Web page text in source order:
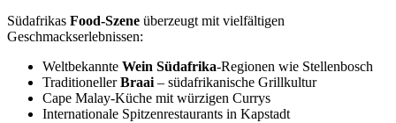
Südafrikas Food-Szene überzeugt mit vielfältigen
Geschmackserlebnissen:
Weltbekannte Wein Südafrika-Regionen wie Stellenbosch
TraditionellerBraai – südafrikanische Grillkultur
Cape Malay-Küche mit würzigen Currys
Internationale Spitzenrestaurants in Kapstadt